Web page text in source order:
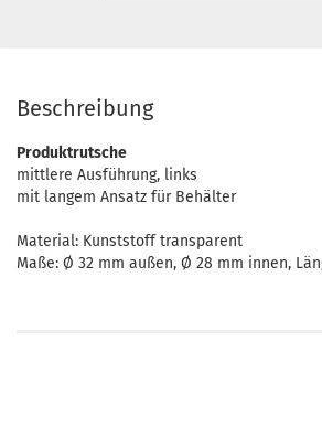
Beschreibung
Produktrutsche
mittlere Ausführung, links
mit langem Ansatz für Behälter
Material: Kunststoff transparent
Maße: Ø 32 mm außen, Ø 28 mm innen,